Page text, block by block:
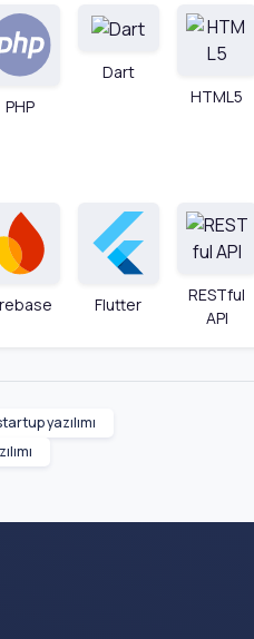
PHP
Dart
HTML5
Flutter
RESTful
API
yazılımı